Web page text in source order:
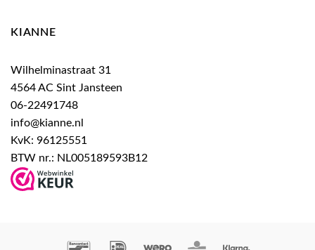
KIANNE
Wilhelminastraat 31
4564 AC Sint Jansteen
06-22491748
info@kianne.nl
KvK: 96125551
BTW nr.: NL005189593B12
BancontactIDeal Wero KBC